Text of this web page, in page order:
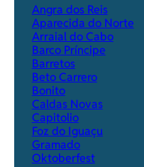
Angra dos Reis
Aparecida do Norte
Arraial do Cabo
Barco Príncipe
Barretos
Beto Carrero
Bonito
Caldas Novas
Capitolio
Foz do Iguaçu
Gramado
Oktoberfest